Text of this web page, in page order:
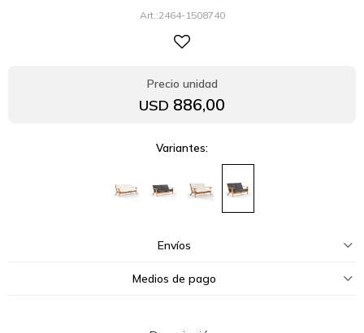
2464-1508740
USD 886,00
Variantes:
Envíos
Medios de pago